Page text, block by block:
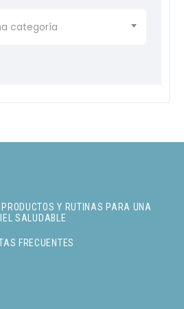
categoría
Y RUTINAS PARA UNA
SALUDABLE
FRECUENTES